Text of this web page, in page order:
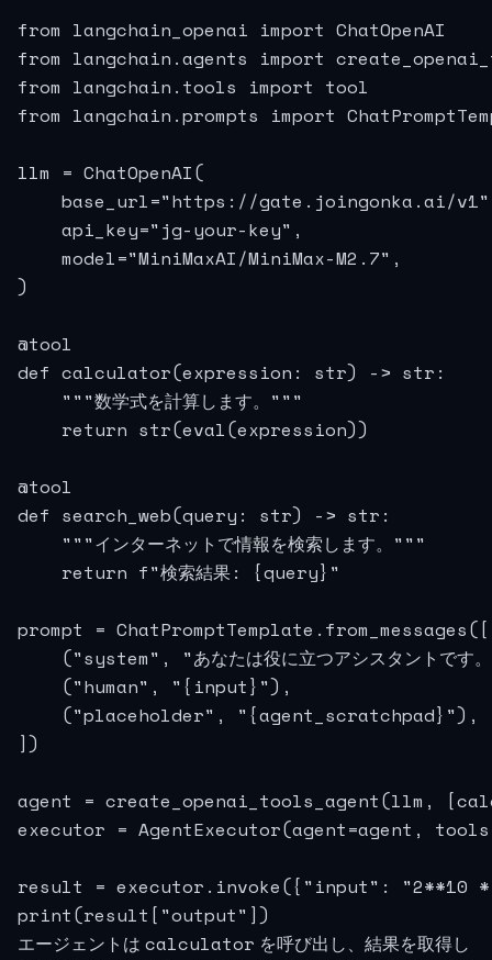
from langchain_openai import ChatOpenAI
from langchain.agents import
from langchain.tools import tool
from langchain.prompts import
llm = ChatOpenAI(
base_url="https://gate.joingonka.ai/
    api_key="jg-your-key",
    model="MiniMaxAI/MiniMax-M2.7",
)
@tool
def calculator(expression: str) -> str:
    """数学式を計算します。"""
    return str(eval(expression))
@tool
def search_web(query: str) -> str:
    """インターネットで情報を検索します。"""
    return f"検索結果: {query}"
prompt = ChatPromptTemplate.from_messages([
("system", "あなたは役に立つアシスタントです
    ("human", "{input}"),
    ("placeholder", "{agent_scratchpad}"),
])
agent = create_openai_tools_agent(llm,
executor = AgentExecutor(agent=agent,
result = executor.invoke({"input": "2**10 *
print(result["output"])
エージェントは calculator を呼び出し、結果を取得し